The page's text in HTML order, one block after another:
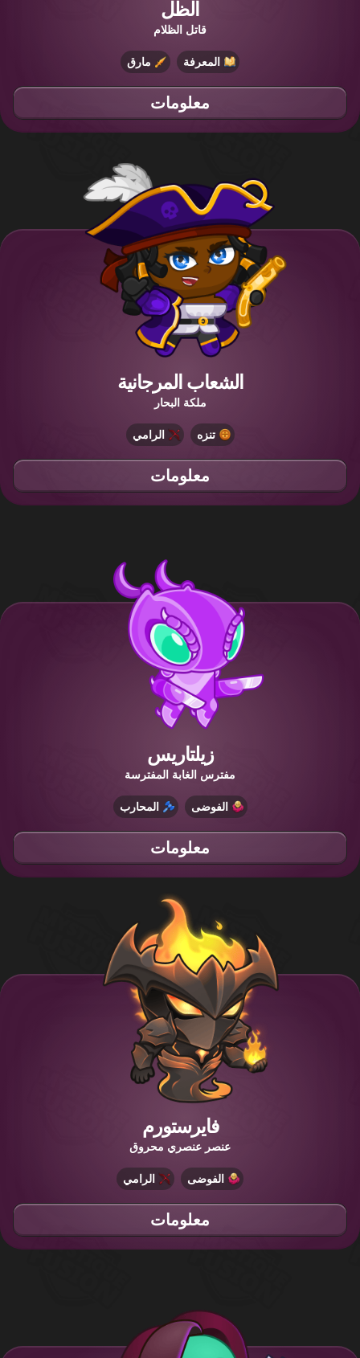
الظل
قاتل الظلام
المعرفة مارق
معلومات
الشعاب المرجانية
ملكة البحار
تنزه الرامي
معلومات
زيلتاريس
مفترس الغابة المفترسة
الفوضى المحارب
معلومات
فايرستورم
عنصر عنصري محروق
الفوضى الرامي
معلومات